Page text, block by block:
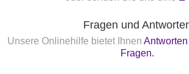
Fragen und
Unsere Onlinehilfe bietet Ihnen
Fragen.